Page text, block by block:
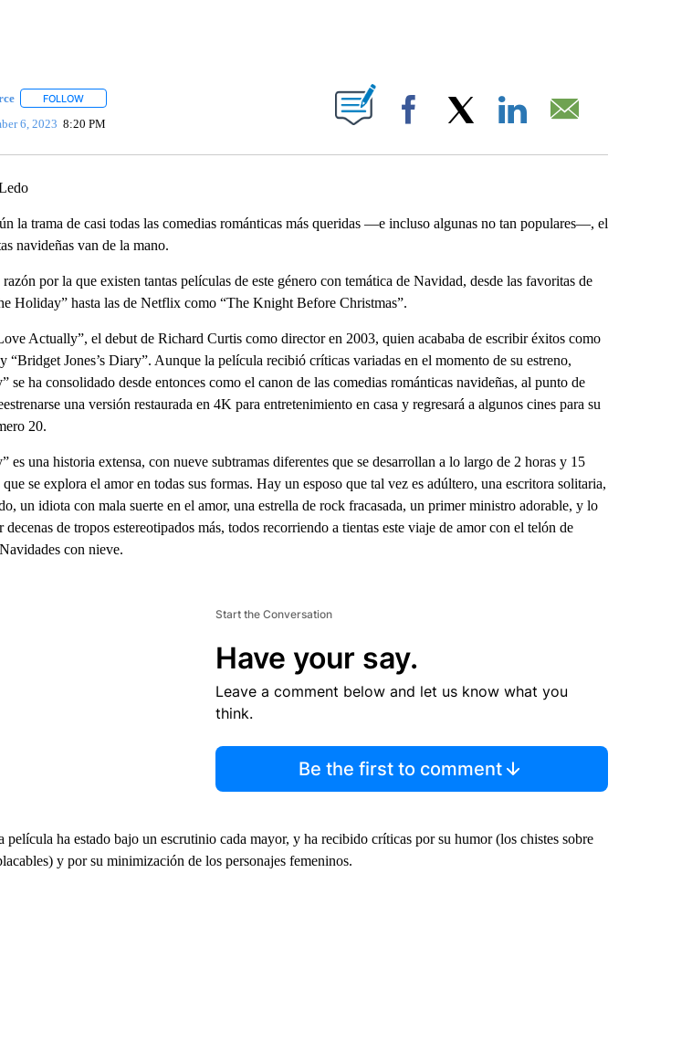
FOLLOWFOLLOW "" TO RECEIVE NOTIFICATIONS ABOUT NEW PAGES ON "".
6, 2023 8:20 PM Facebook
la trama de casi todas las comedias románticas más queridas —e incluso algunas no tan populares—, el
navideñas van de la mano.
razón por la que existen tantas películas de este género con temática de Navidad, desde las favoritas de
Holiday” hasta las de Netflix como “The Knight Before Christmas”.
Actually”, el debut de Richard Curtis como director en 2003, quien acababa de escribir éxitos como
“Bridget Jones’s Diary”. Aunque la película recibió críticas variadas en el momento de su estreno,
se ha consolidado desde entonces como el canon de las comedias románticas navideñas, al punto de
una versión restaurada en 4K para entretenimiento en casa y regresará a algunos cines para su
20.
es una historia extensa, con nueve subtramas diferentes que se desarrollan a lo largo de 2 horas y 15
se explora el amor en todas sus formas. Hay un esposo que tal vez es adúltero, una escritora solitaria,
un idiota con mala suerte en el amor, una estrella de rock fracasada, un primer ministro adorable, y lo
decenas de tropos estereotipados más, todos recorriendo a tientas este viaje de amor con el telón de
con nieve.
Start the Conversation
Have your say.
Leave a comment below and let us know what you
think.
Be the first to comment
película ha estado bajo un escrutinio cada mayor, y ha recibido críticas por su humor (los chistes sobre
y por su minimización de los personajes femeninos.